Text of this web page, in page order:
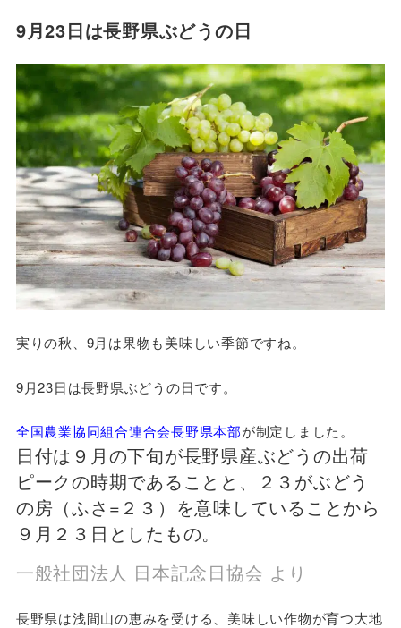
9月23日は長野県ぶどうの日
実りの秋、9月は果物も美味しい季節ですね。
9月23日は長野県ぶどうの日です。
全国農業協同組合連合会長野県本部が制定しました。
日付は９月の下旬が長野県産ぶどうの出荷
ピークの時期であることと、２３がぶどう
の房（ふさ=２３）を意味していることから
９月２３日としたもの。
一般社団法人 日本記念日協会 より
長野県は浅間山の恵みを受ける、美味しい作物が育つ大地